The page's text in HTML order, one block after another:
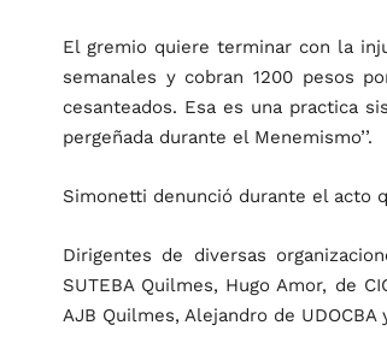
El gremio quiere terminar con la
semanales y cobran 1200 pesos
cesanteados. Esa es una practica
pergeñada durante el Menemismo’’.
Simonetti denunció durante el acto
Dirigentes de diversas
SUTEBA Quilmes, Hugo Amor, de
AJB Quilmes, Alejandro de